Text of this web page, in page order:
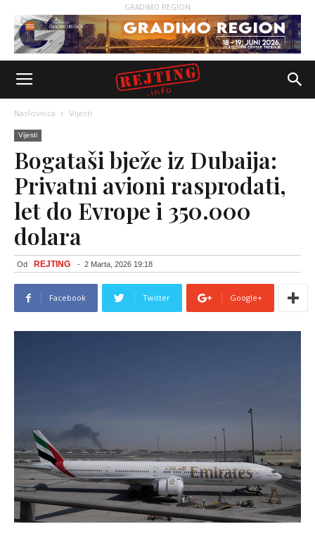
GRADIMO REGION
Naslovnica Vijesti
Vijesti
Bogataši bježe iz Dubaija:
Privatni avioni rasprodati,
let do Evrope i 350.000
dolara
Od REJTING - 2 Marta, 2026 19:18
Facebook Twitter Google+